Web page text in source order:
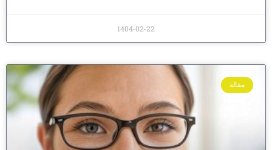
1404-02-22
مقاله